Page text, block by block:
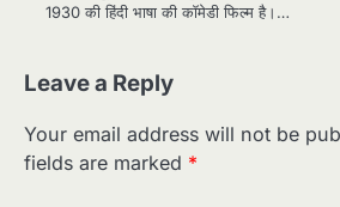
1930 की हिंदी भाषा की कॉमेडी फिल्म है।…
Leave a Reply
Your email address will not be
fields are marked *